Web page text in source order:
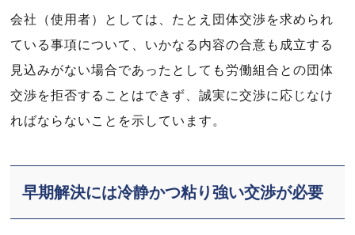
会社（使用者）としては、たとえ団体交渉を求められ
ている事項について、いかなる内容の合意も成立する
見込みがない場合であったとしても労働組合との団体
交渉を拒否することはできず、誠実に交渉に応じなけ
ればならないことを示しています。
早期解決には冷静かつ粘り強い交渉が必要